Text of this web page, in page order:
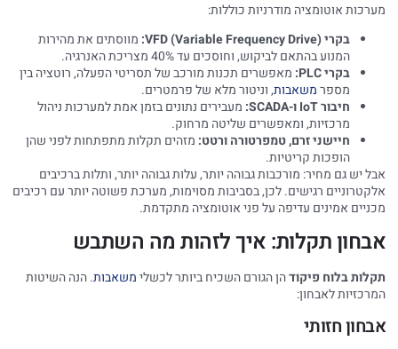
מערכות אוטומציה מודרניות כוללות:
בקרי VFD (Variable Frequency Drive):
מווסתים את מהירות
המנוע בהתאם לביקוש, וחוסכים עד 40% מצריכת האנרגיה.
בקרי PLC:
מאפשרים תכנות מורכב של תסריטי הפעלה, רוטציה בין
מספרמשאבות, וניטור מלא של פרמטרים.
חיבור IoT ו-SCADA:
מעבירים נתונים בזמן אמת למערכות ניהול
מרכזיות, ומאפשרים שליטה מרחוק.
חיישני זרם, טמפרטורה ורטט: מזהים תקלות מתפתחות לפני שהן
הופכות קריטיות.
אבל יש גם מחיר: מורכבות גבוהה יותר, עלות גבוהה יותר, ותלות ברכיבים
אלקטרוניים רגישים. לכן, בסביבות מסוימות, מערכת פשוטה יותר עם רכיבים
מכניים אמינים עדיפה על פני אוטומציה מתקדמת.
אבחון תקלות: איך לזהות מה השתבש
תקלות בלוח פיקודהן הגורם השכיח ביותר לכשלימשאבות. הנה השיטות
המרכזיות לאבחון:
אבחון חזותי